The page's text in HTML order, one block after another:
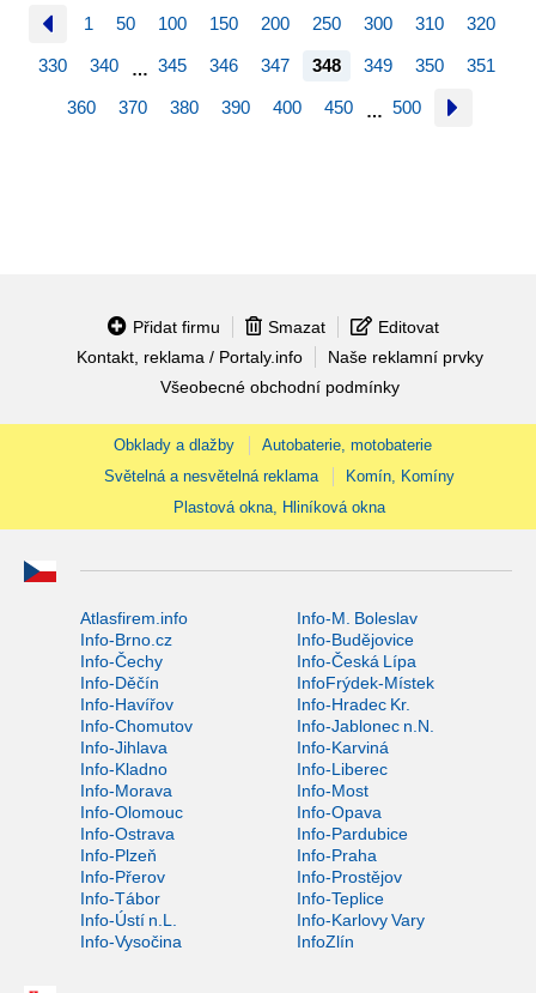
1 50 100 150 200 250 300 310 320
330 340 … 345 346 347 348 349 350 351
360 370 380 390 400 450 … 500
Přidat firmu Smazat
Editovat
Kontakt, reklama / Portaly.info
Naše reklamní prvky
Všeobecné obchodní podmínky
Obklady a dlažby
Autobaterie, motobaterie
Světelná a nesvětelná reklama
Komín, Komíny
Plastová okna, Hliníková okna
Atlasfirem.info
Info-M. Boleslav
Info-Brno.cz
Info-Budějovice
Info-Čechy
Info-Česká Lípa
Info-Děčín
InfoFrýdek-Místek
Info-Havířov
Info-Hradec Kr.
Info-Chomutov
Info-Jablonec n.N.
Info-Jihlava
Info-Karviná
Info-Kladno
Info-Liberec
Info-Morava
Info-Most
Info-Olomouc
Info-Opava
Info-Ostrava
Info-Pardubice
Info-Plzeň
Info-Praha
Info-Přerov
Info-Prostějov
Info-Tábor
Info-Teplice
Info-Ústí n.L.
Info-Karlovy Vary
Info-Vysočina
InfoZlín